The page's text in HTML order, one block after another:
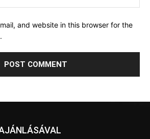
and website in this browser for the